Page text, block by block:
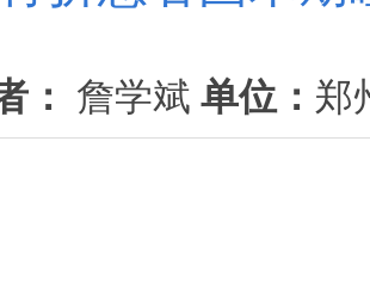
： 詹学斌 单位： 郑